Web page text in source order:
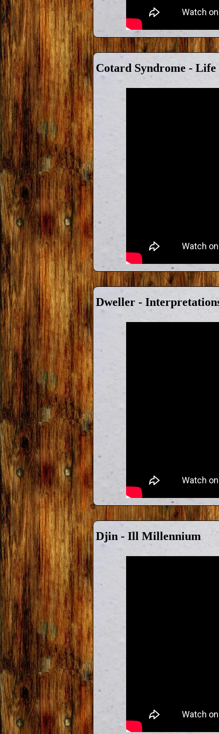
Cotard Syndrome - Life
Dweller -
Djin - Ill Millennium